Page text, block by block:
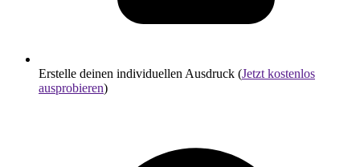
Erstelle deinen individuellen Ausdruck (Jetzt kostenlos
ausprobieren)